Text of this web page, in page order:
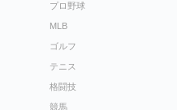
プロ野球
MLB
ゴルフ
テニス
格闘技
競馬